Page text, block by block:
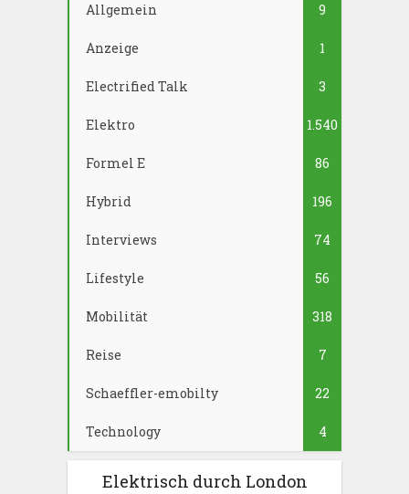
Allgemein 9
Anzeige 1
Electrified Talk 3
Elektro 1.540
Formel E 86
Hybrid 196
Interviews 74
Lifestyle 56
Mobilität 318
Reise 7
Schaeffler-emobilty 22
Technology 4
Elektrisch durch London